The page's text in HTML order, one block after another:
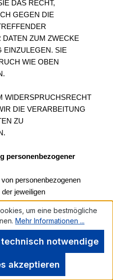
DAS RECHT,
GEGEN DIE
ZUM ZWECKE
EINZULEGEN. SIE
WIE OBEN
WIDERSPRUCHSRECHT
DIE VERARBEITUNG
ZU
personenbezogener
personenbezogenen
jeweiligen
und – sofern
der jeweiligen
(z.B. handels- und
Daten auf
Einwilligung gemäß Art.
um eine bestmögliche
Mehr Informationen ...
technisch notwendige
akzeptieren